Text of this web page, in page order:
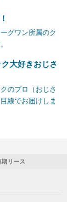
グワン所属のク
大好きおじさ
のプロ（おじさ
線でお届けしま
リース